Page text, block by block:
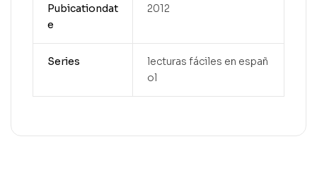
Pubicationdat
e
2012
Series
lecturas fáciles en españ
ol